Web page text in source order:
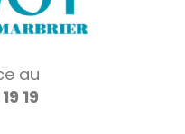
au
19